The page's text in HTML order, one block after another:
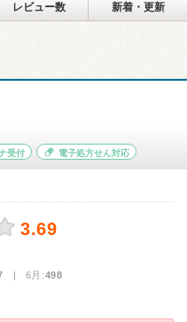
レビュー数 新着・更新
受付 電子処方せん対応
3.69
| 6月:498